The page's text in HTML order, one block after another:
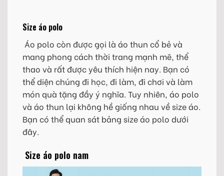
Size áo polo
Áo polo còn được gọi là áo thun cổ bẻ và
mang phong cách thời trang mạnh mẽ, thể
thao và rất được yêu thích hiện nay. Bạn có
thể diện chúng đi học, đi làm, đi chơi và làm
món quà tặng đầy ý nghĩa. Tuy nhiên, áo polo
và áo thun lại không hề giống nhau về size áo.
Bạn có thể quan sát bảng size áo polo dưới
đây.
Size áo polo nam